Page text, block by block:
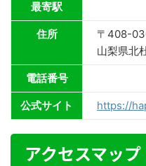
最寄駅
住所
〒408-
山梨県北
電話番号
公式サイト https://
アクセスマップ